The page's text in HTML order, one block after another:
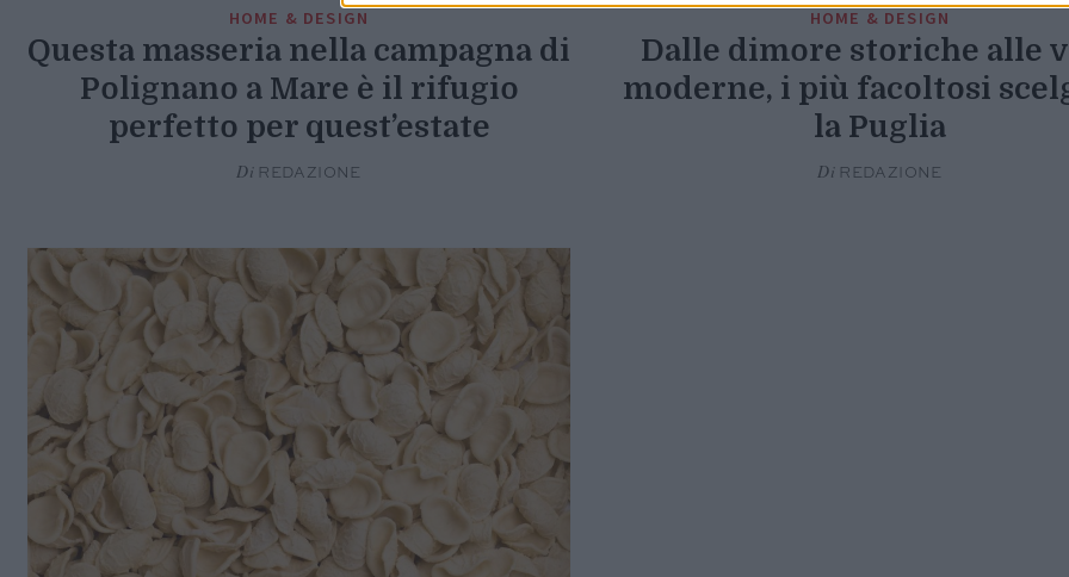
HOME & DESIGN
Questa masseria nella campagna di
Polignano a Mare è il rifugio
perfetto per quest’estate
Di REDAZIONE
HOME & DESIGN
Dalle dimore storiche alle
moderne, i più facoltosi
la Puglia
Di REDAZIONE